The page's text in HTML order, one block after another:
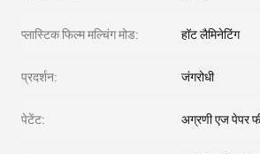
प्लास्टिक फिल्म मल्चिंग मोड: हॉट लैमिनेटिंग
प्रदर्शन: जंगरोधी
पेटेंट: अग्रणी एज पेपर